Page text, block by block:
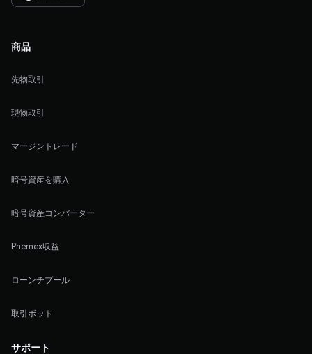
商品
先物取引
現物取引
マージントレード
暗号資産を購入
暗号資産コンバーター
Phemex収益
ローンチプール
取引ボット
サポート